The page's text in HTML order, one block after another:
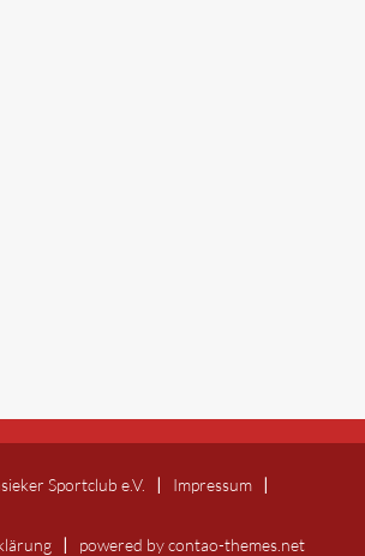
Sportclub e.V. Impressum
powered bycontao-themes.net